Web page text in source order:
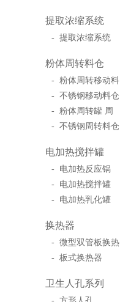
提取浓缩系统
- 提取浓缩系统
粉体周转料仓
- 粉体周转移动料
- 不锈钢移动料仓
- 粉体周转罐 周
- 不锈钢周转料仓
电加热搅拌罐
- 电加热反应锅
- 电加热搅拌罐
- 电加热乳化罐
换热器
- 微型双管板换热
- 板式换热器
卫生人孔系列